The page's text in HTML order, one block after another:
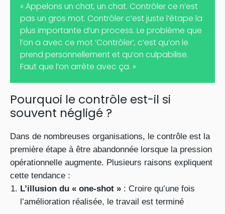
« Appelons un chat, un chat. Contrôler ce n’est
pas un gros mot. Contrôler c’est juste l’étape la
plus importante d’un process. Le problème que
l’on a avec ce mot ‘Contrôler’, c’est qu’on le
prend personnellement et qu’on culpabilise.
Faut que l’on arrête avec ça. »
Pourquoi le contrôle est-il si
souvent négligé ?
Dans de nombreuses organisations, le contrôle est la
première étape à être abandonnée lorsque la pression
opérationnelle augmente. Plusieurs raisons expliquent
cette tendance :
L’illusion du « one-shot » : Croire qu’une fois
l’amélioration réalisée, le travail est terminé